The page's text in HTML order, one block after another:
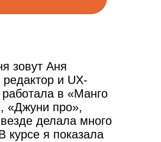
зовут Аня
и UX-
в «Манго
«Джуни про»,
делала много
курсе я показала